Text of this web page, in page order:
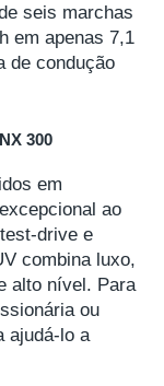
seis marchas
em apenas 7,1
de condução
300
em
ao
drive e
combina luxo,
alto nível. Para
ou
ajudá-lo a